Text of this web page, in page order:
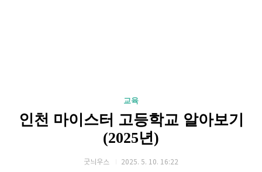
교육
인천 마이스터 고등학교 알아보기
(2025년)
굿늬우스 2025. 5. 10. 16:22